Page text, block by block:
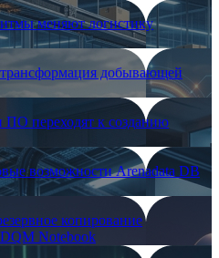
меняют логистику
добывающей
ПО переходят к созданию
возможности Arenadata DB
копирование
Notebook